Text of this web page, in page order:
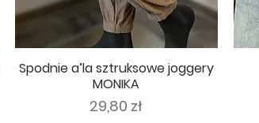
Spodnie a’la sztruksowe joggery
MONIKA
Cena
29,80 zł